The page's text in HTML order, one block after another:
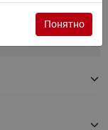
Все документы
Понятно